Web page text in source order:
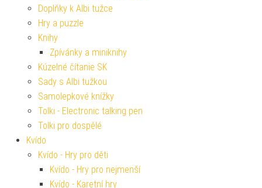
Doplňky k Albi tužce
Hry a puzzle
Knihy
Zpívánky a miniknihy
Kúzelné čítanie SK
Sady s Albi tužkou
Samolepkové knížky
Tolki - Electronic talking pen
Tolki pro dospělé
Kvído
Kvído - Hry pro děti
Kvído - Hry pro nejmenší
Kvído - Karetní hry